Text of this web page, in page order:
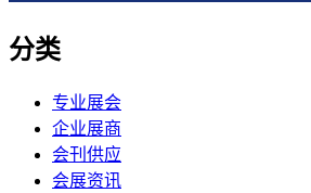
分类
专业展会
企业展商
会刊供应
会展资讯